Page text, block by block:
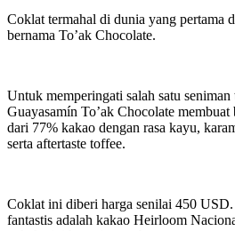
Coklat termahal di dunia yang pertama
bernama To’ak Chocolate.
Untuk memperingati salah satu
Guayasamín To’ak Chocolate
dari 77% kakao dengan rasa kayu,
serta aftertaste toffee.
Coklat ini diberi harga senilai 450 USD.
fantastis adalah kakao Heirloom